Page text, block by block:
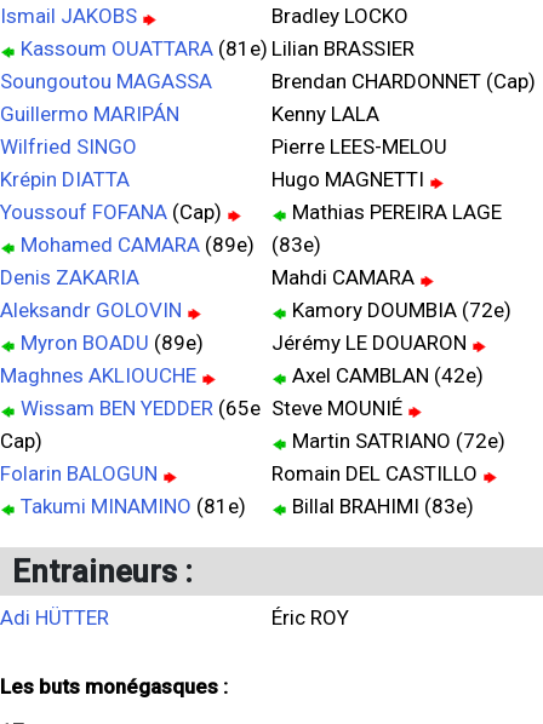
Ismail JAKOBS
Kassoum OUATTARA (81e)
Soungoutou MAGASSA
Guillermo MARIPÁN
Wilfried SINGO
Krépin DIATTA
Youssouf FOFANA (Cap)
Mohamed CAMARA (89e)
Denis ZAKARIA
Aleksandr GOLOVIN
Myron BOADU (89e)
Maghnes AKLIOUCHE
Wissam BEN YEDDER (65e
Cap)
Folarin BALOGUN
Takumi MINAMINO (81e)
Bradley LOCKO
Lilian BRASSIER
Brendan CHARDONNET (Cap)
Kenny LALA
Pierre LEES-MELOU
Hugo MAGNETTI
Mathias PEREIRA LAGE
(83e)
Mahdi CAMARA
Kamory DOUMBIA (72e)
Jérémy LE DOUARON
Axel CAMBLAN (42e)
Steve MOUNIÉ
Martin SATRIANO (72e)
Romain DEL CASTILLO
Billal BRAHIMI (83e)
Entraineurs :
Adi HÜTTER Éric ROY
Les buts monégasques :